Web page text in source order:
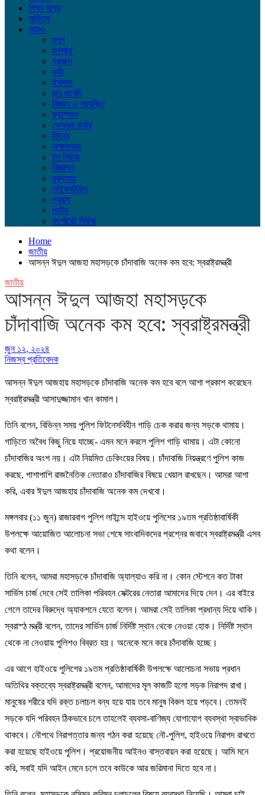
শিক্ষা সাগর
সাহিত্য
আরও
ব্লগ
জলবায়ু
প্রচ্ছদ
কৃষি
ইসলাম
জব মার্কেট
বিজ্ঞান ও প্রযুক্তি
ক্যাম্পাস
ফেসবুক কর্নার
ফিচার
সাক্ষাৎকার
টপ নিউজ
বিজ্ঞাপন
মুক্তমত
লাইফস্টাইল
প্রবাস
পর্যটন
কর্পোরেট নিউজ
Home
জাতীয়
আসন্ন ঈদুল আজহা মহাসড়কে চাঁদাবাজি অনেক কম হবে: স্বরাষ্ট্রমন্ত্রী
জাতীয়
আসন্ন ঈদুল আজহা মহাসড়কে
চাঁদাবাজি অনেক কম হবে: স্বরাষ্ট্রমন্ত্রী
জুন ১২, ২০২৪
নিজস্ব প্রতিবেদক
আসন্ন ঈদুল আজহায় মহাসড়কে চাঁদাবাজি অনেক কম হবে বলে আশা প্রকাশ করেছেন
স্বরাষ্ট্রমন্ত্রী আসাদুজ্জামান খান কামাল।
তিনি বলেন, বিভিন্ন সময় পুলিশ ফিটনেসবিহীন গাড়ি চেক করার জন্য সড়কে থামায়।
গাড়িতে অবৈধ কিছু নিয়ে যাচ্ছে- এমন মনে করলে পুলিশ গাড়ি থামায়। এটা কোনো
চাঁদাবাজির অংশ নয়। এটা নিয়মিত চেকিংয়ের বিষয়। চাঁদাবাজি নিয়ন্ত্রণে পুলিশ কাজ
করছে, পাশাপাশি রাজনৈতিক নেতারাও চাঁদাবাজির বিষয়ে খেয়াল রাখছেন। আমরা আশা
করি, এবার ঈদুল আজহায় চাঁদাবাজি অনেক কম দেখবো।
মঙ্গলবার (১১ জুন) রাজারবাগ পুলিশ লাইন্সে হাইওয়ে পুলিশের ১৯তম প্রতিষ্ঠাবার্ষিকী
উপলক্ষে আয়োজিত আলোচনা সভা শেষে সাংবাদিকদের প্রশ্নের জবাবে স্বরাষ্ট্রমন্ত্রী এসব
কথা বলেন।
তিনি বলেন, আমরা মহাসড়কে চাঁদাবাজি অ্যাল্যাও করি না। কোন স্টেশনে কত টাকা
সার্ভিস চার্জ দেবে সেই তালিকা পরিবহন সেক্টরের নেতারা আমাদের দিয়ে দেন। এর বাইরে
গেলে তাদের বিরুদ্ধে অ্যাকশনে যেতে বলেন। আমরা সেই তালিকা প্রধান্য দিয়ে থাকি।
স্বরাস্ঠ মন্ত্রী বলেন, তাদের সার্ভিস চার্জ নির্দিষ্ট স্থান থেকে নেওয়া হোক। নির্দিষ্ট স্থান
থেকে না নেওয়ায় পুলিশও বিব্রত হয়। অনেকে মনে করে চাঁদাবাজি হচ্ছে।
এর আগে হাইওয়ে পুলিশের ১৯তম প্রতিষ্ঠাবার্ষিকী উপলক্ষে আলোচনা সভায় প্রধান
অতিথির বক্তব্যে স্বরাষ্ট্রমন্ত্রী বলেন, আমাদের মূল কাজটি হলো সড়ক নিরাপদ রাখা।
মানুষের শরীরে যদি রক্ত চলাচল বন্ধ হয়ে যায় তবে মানুষ বিকল হয়ে পড়বে। তেমনই
সড়কে যদি পরিবহন ঠিকভাবে চলে তাহলেই ব্যবসা-বাণিজ্য যোগাযোগ ব্যবস্থা স্বাভাবিক
থাকবে। নৌপথে নিরাপত্তার জন্য গঠন করা হয়েছে নৌ-পুলিশ, হাইওয়ে নিরাপদ রাখতে
করা হয়েছে হাইওয়ে পুলিশ। প্রয়োজনীয় আইনও বাস্তবায়ন করা হয়েছে। আমি মনে
করি, সবাই যদি আইন মেনে চলে তবে কাউকে আর জরিমানা দিতে হবে না।